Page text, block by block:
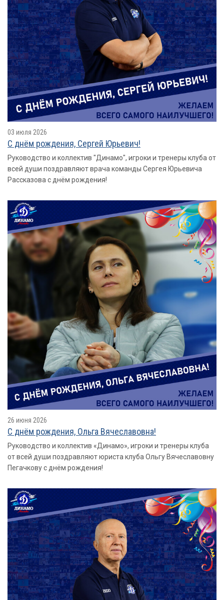
03 июля 2026
С днём рождения, Сергей Юрьевич!
Руководство и коллектив "Динамо", игроки и тренеры клуба от
всей души поздравляют врача команды Сергея Юрьевича
Рассказова с днём рождения!
26 июня 2026
С днём рождения, Ольга Вячеславовна!
Руководство и коллектив «Динамо», игроки и тренеры клуба
от всей души поздравляют юриста клуба Ольгу Вячеславовну
Пегачкову с днём рождения!